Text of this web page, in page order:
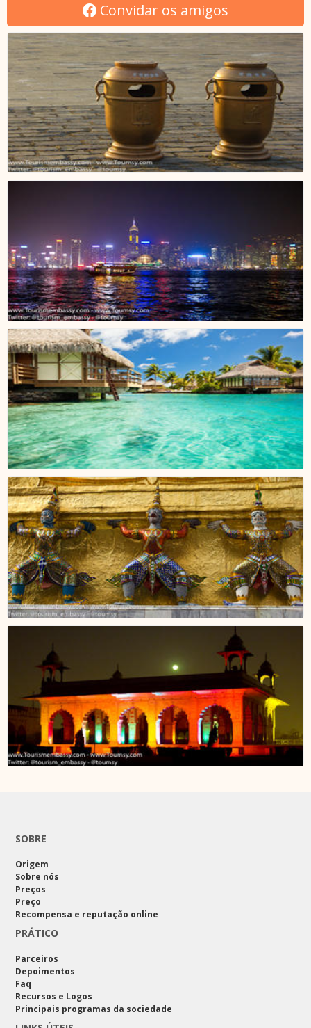
Convidar os amigos
SOBRE
Origem
Sobre nós
Preços
Preço
Recompensa e reputação online
PRÁTICO
Parceiros
Depoimentos
Faq
Recursos e Logos
Principais programas da sociedade